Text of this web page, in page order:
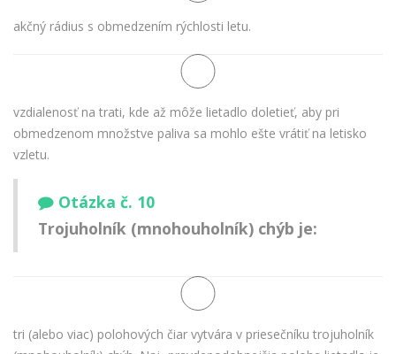
akčný rádius s obmedzením rýchlosti letu.
vzdialenosť na trati, kde až môže lietadlo doletieť, aby pri
obmedzenom množstve paliva sa mohlo ešte vrátiť na letisko
vzletu.
Otázka č. 10
Trojuholník (mnohouholník) chýb je:
tri (alebo viac) polohových čiar vytvára v priesečníku trojuholník